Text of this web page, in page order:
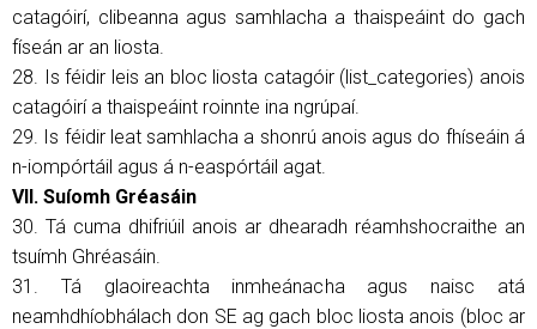
catagóirí, clibeanna agus samhlacha a thaispeáint do gach
físeán ar an liosta.
28. Is féidir leis an bloc liosta catagóir (list_categories) anois
catagóirí a thaispeáint roinnte ina ngrúpaí.
29. Is féidir leat samhlacha a shonrú anois agus do fhíseáin á
n-iompórtáil agus á n-easpórtáil agat.
VII. Suíomh Gréasáin
30. Tá cuma dhifriúil anois ar dhearadh réamhshocraithe an
tsuímh Ghréasáin.
31. Tá glaoireachta inmheánacha agus naisc atá
neamhdhíobhálach don SE ag gach bloc liosta anois (bloc ar